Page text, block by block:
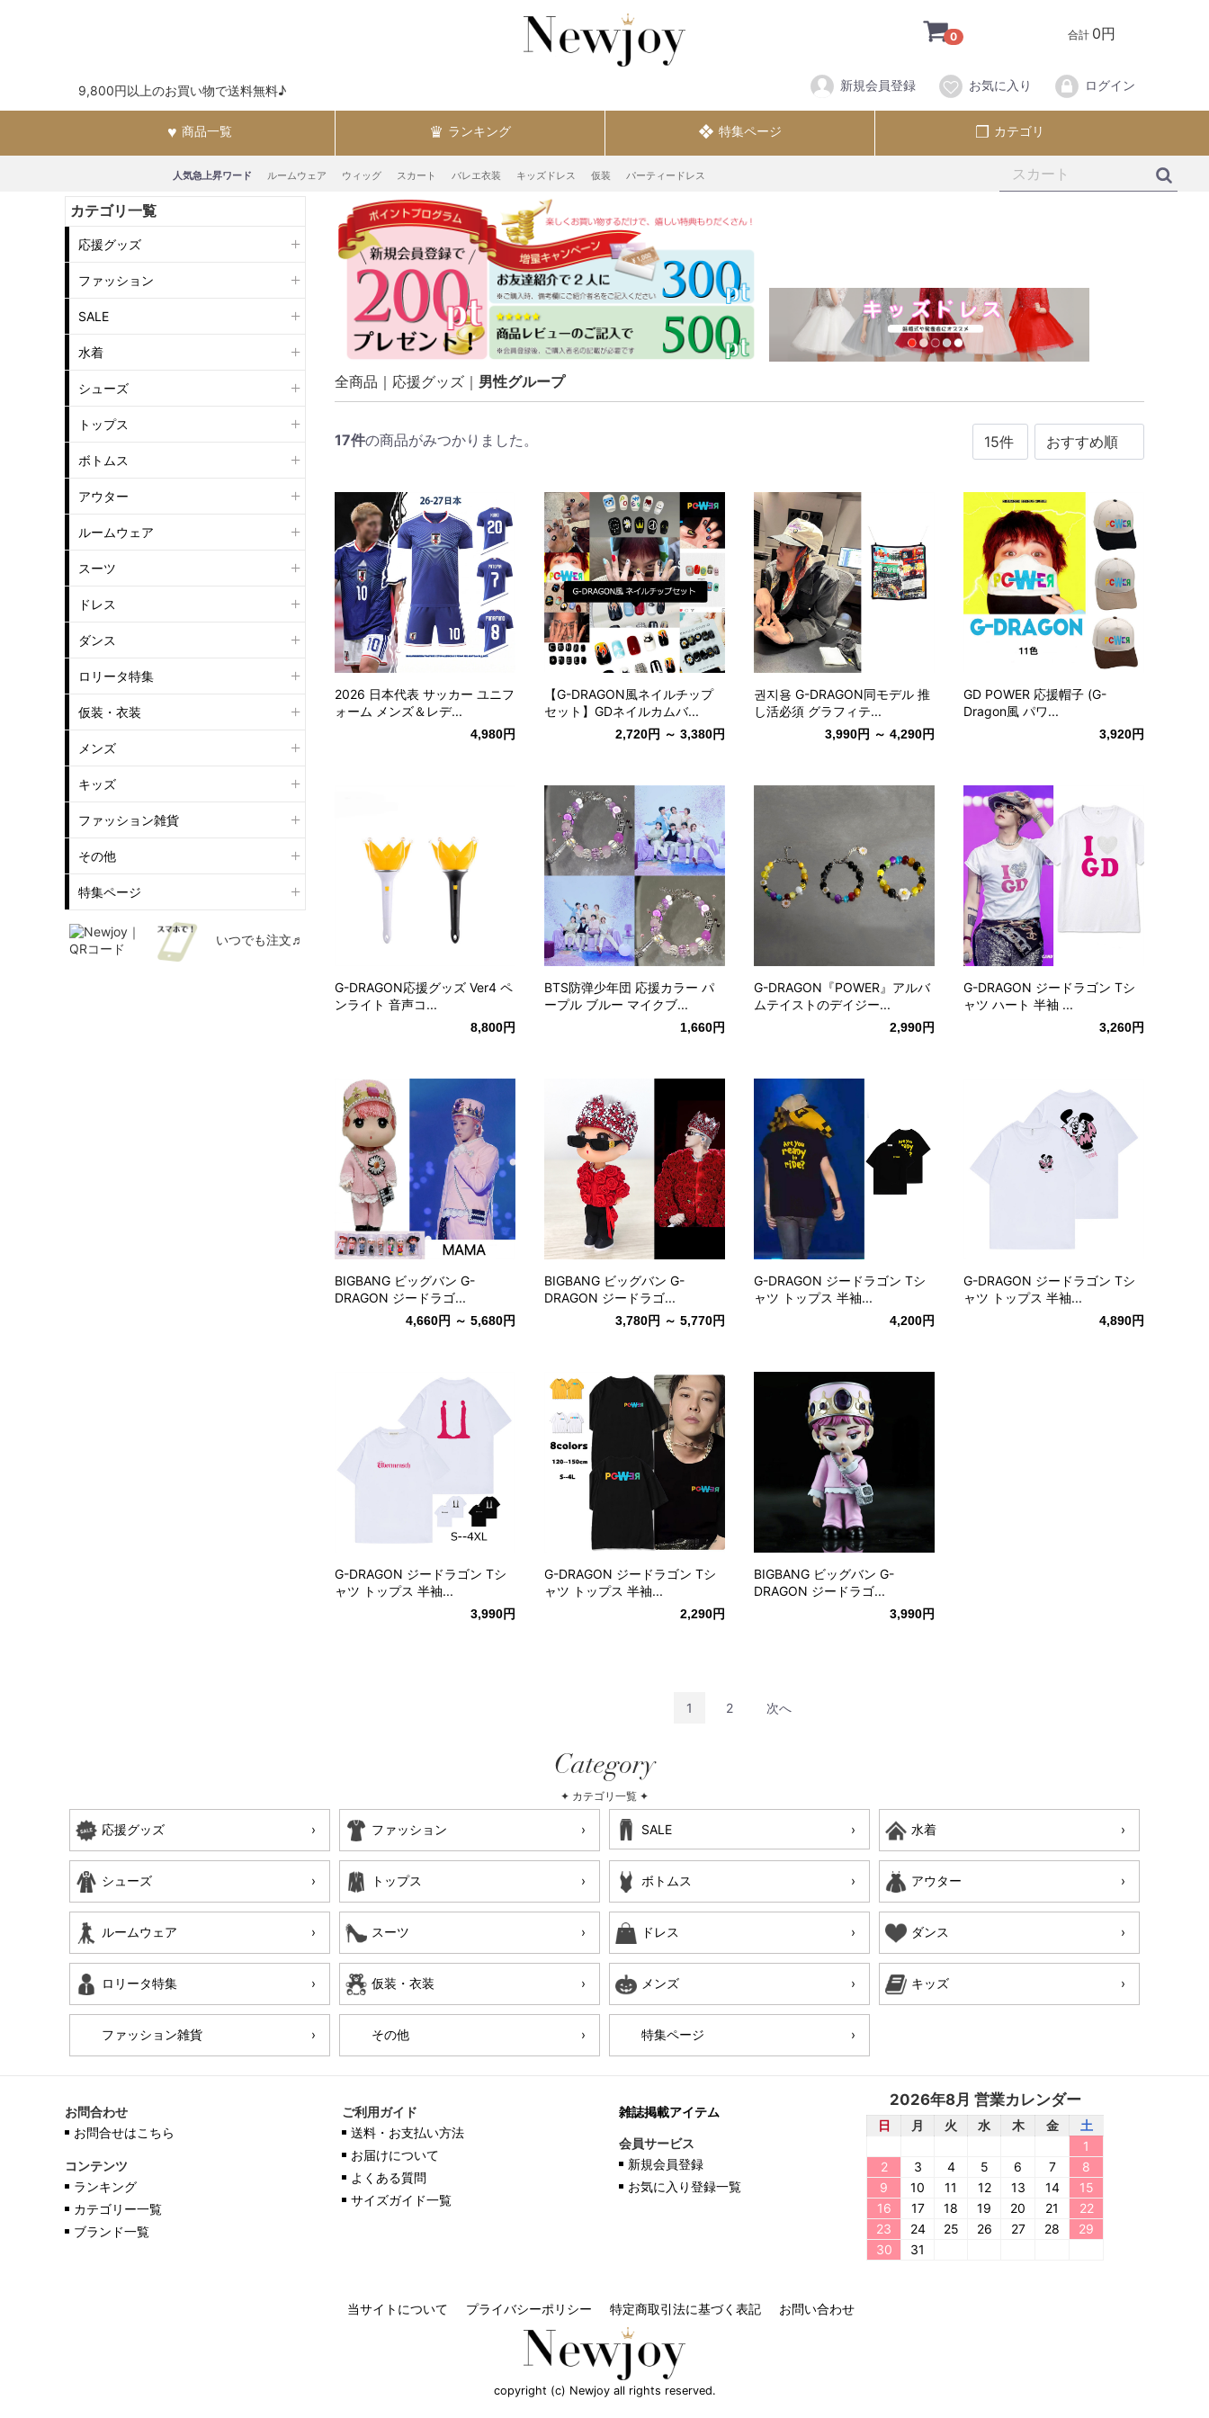
9,800円以上のお買い物で送料無料♪
0 合計 0円
新規会員登録 お気に入り ログイン
商品一覧 ランキング 特集ページ カテゴリ
人気急上昇ワード ルームウェア ウィッグ スカート バレエ衣装 キッズドレス 仮装 パーティードレス
カテゴリ一覧
応援グッズ
ファッション
SALE
水着
シューズ
トップス
ボトムス
アウター
ルームウェア
スーツ
ドレス
ダンス
ロリータ特集
仮装・衣装
メンズ
キッズ
ファッション雑貨
その他
特集ページ
いつでも注文♬
全商品 応援グッズ 男性グループ
17件の商品がみつかりました。
2026 日本代表 サッカー ユニフ
ォーム メンズ＆レデ...
4,980円
【G-DRAGON風ネイルチップ
セット】GDネイルカムバ...
2,720円 ～ 3,380円
권지용 G-DRAGON同モデル 推
し活必須 グラフィテ...
3,990円 ～ 4,290円
GD POWER 応援帽子 (G-
Dragon風 パワ...
3,920円
G-DRAGON応援グッズ Ver4 ペ
ンライト 音声コ...
8,800円
BTS防弹少年団 応援カラー パ
ープル ブルー マイクブ...
1,660円
G-DRAGON『POWER』アルバ
ムテイストのデイジー...
2,990円
G-DRAGON ジードラゴン Tシ
ャツ ハート 半袖 ...
3,260円
BIGBANG ビッグバン G-
DRAGON ジードラゴ...
4,660円 ～ 5,680円
BIGBANG ビッグバン G-
DRAGON ジードラゴ...
3,780円 ～ 5,770円
G-DRAGON ジードラゴン Tシ
ャツ トップス 半袖...
4,200円
G-DRAGON ジードラゴン Tシ
ャツ トップス 半袖...
4,890円
G-DRAGON ジードラゴン Tシ
ャツ トップス 半袖...
3,990円
G-DRAGON ジードラゴン Tシ
ャツ トップス 半袖...
2,290円
BIGBANG ビッグバン G-
DRAGON ジードラゴ...
3,990円
1 2 次へ
Category
✦ カテゴリ一覧 ✦
応援グッズ ファッション SALE 水着
シューズ トップス ボトムス アウター
ルームウェア スーツ ドレス ダンス
ロリータ特集 仮装・衣装 メンズ キッズ
ファッション雑貨 その他 特集ページ
お問合わせ
お問合せはこちら
コンテンツ
ランキング
カテゴリー一覧
ブランド一覧
ご利用ガイド
送料・お支払い方法
お届けについて
よくある質問
サイズガイド一覧
雑誌掲載アイテム
会員サービス
新規会員登録
お気に入り登録一覧
2026年8月 営業カレンダー
日 月 火 水 木 金
土
1
2
3 4 5 6 7
8
9
10 11 12 13 14
15
16
17 18 19 20 21
22
23
24 25 26 27 28
29
30
31
当サイトについて プライバシーポリシー 特定商取引法に基づく表記 お問い合わせ
copyright (c) Newjoy all rights reserved.